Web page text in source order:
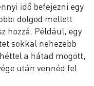
idő befejezni egy
dolgod mellett
hozzá. Például, egy
sokkal nehezebb
a hátad mögött,
után vennéd fel